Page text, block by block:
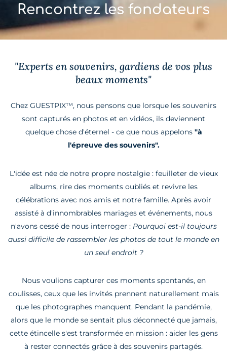
Rencontrez les fondateurs
"Experts en souvenirs, gardiens de vos plus
beaux moments"
Chez GUESTPIX™, nous pensons que lorsque les souvenirs
sont capturés en photos et en vidéos, ils deviennent
quelque chose d'éternel - ce que nous appelons "à
l'épreuve des souvenirs".
L'idée est née de notre propre nostalgie : feuilleter de vieux
albums, rire des moments oubliés et revivre les
célébrations avec nos amis et notre famille. Après avoir
assisté à d'innombrables mariages et événements, nous
n'avons cessé de nous interroger : Pourquoi est-il toujours
aussi difficile de rassembler les photos de tout le monde en
un seul endroit ?
Nous voulions capturer ces moments spontanés, en
coulisses, ceux que les invités prennent naturellement mais
que les photographes manquent. Pendant la pandémie,
alors que le monde se sentait plus déconnecté que jamais,
cette étincelle s'est transformée en mission : aider les gens
à rester connectés grâce à des souvenirs partagés.